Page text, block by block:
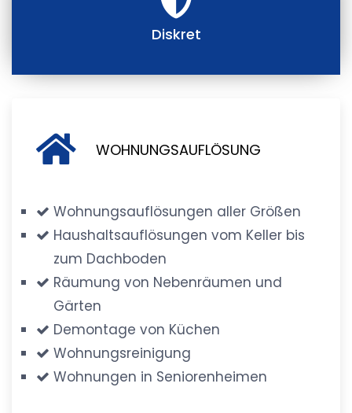
Diskret
WOHNUNGSAUFLÖSUNG
Wohnungsauflösungen aller Größen
Haushaltsauflösungen vom Keller bis
zum Dachboden
Räumung von Nebenräumen und
Gärten
Demontage von Küchen
Wohnungsreinigung
Wohnungen in Seniorenheimen